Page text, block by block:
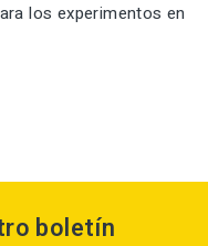
los experimentos en
boletín